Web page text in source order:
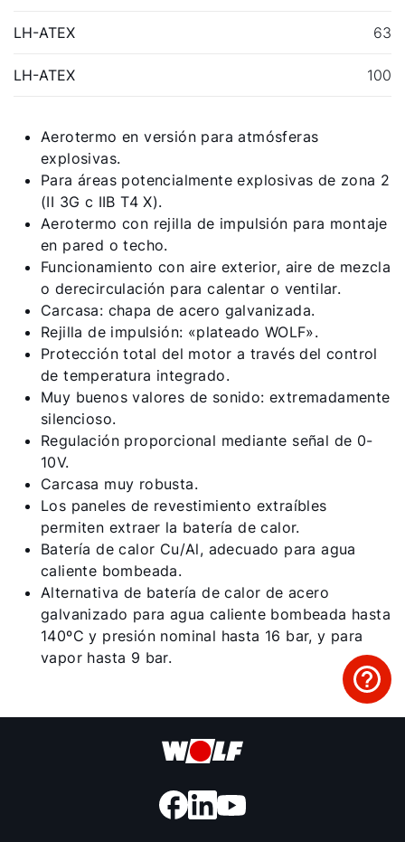
LH-ATEX 63
LH-ATEX 100
Aerotermo en versión para atmósferas
explosivas.
Para áreas potencialmente explosivas de zona 2
(II 3G c IIB T4 X).
Aerotermo con rejilla de impulsión para montaje
en pared o techo.
Funcionamiento con aire exterior, aire de mezcla
o derecirculación para calentar o ventilar.
Carcasa: chapa de acero galvanizada.
Rejilla de impulsión: «plateado WOLF».
Protección total del motor a través del control
de temperatura integrado.
Muy buenos valores de sonido: extremadamente
silencioso.
Regulación proporcional mediante señal de 0-
10V.
Carcasa muy robusta.
Los paneles de revestimiento extraíbles
permiten extraer la batería de calor.
Batería de calor Cu/Al, adecuado para agua
caliente bombeada.
Alternativa de batería de calor de acero
galvanizado para agua caliente bombeada hasta
140ºC y presión nominal hasta 16 bar, y para
vapor hasta 9 bar.
Servicio App